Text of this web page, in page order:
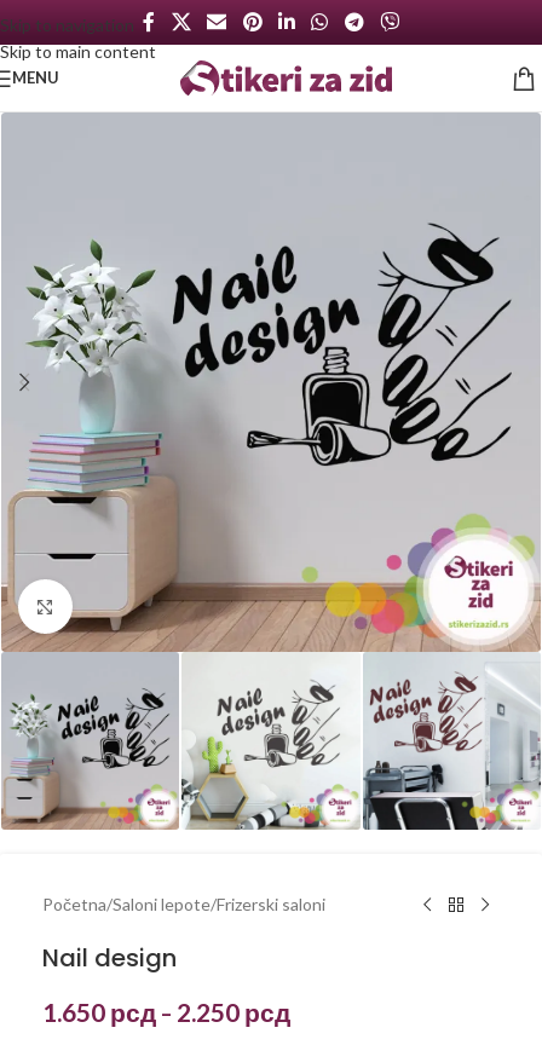
Skip to navigation
Skip to main content
MENU
Kliknite za uvećanje
Početna/Saloni lepote/Frizerski saloni
Nail design
1.650 рсд – 2.250 рсд